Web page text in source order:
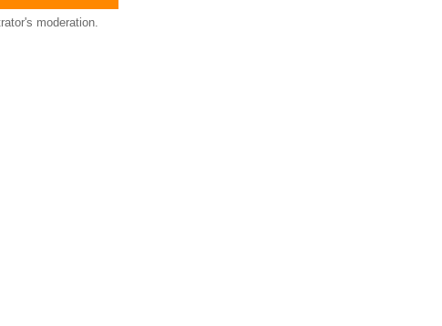
moderation.